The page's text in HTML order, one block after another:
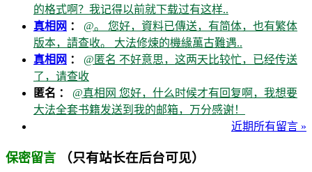
的格式啊？我记得以前就下载过有这样..
真相网 ： @。 您好，資料已傳送，有简体，也有繁体
版本，請查收。 大法修煉的機緣萬古難遇..
真相网 ： @匿名 不好意思，这两天比较忙，已经传送
了，请查收
匿名 ： @真相网 您好，什么时候才有回复啊，我想要
大法全套书籍发送到我的邮箱，万分感谢！
近期所有留言 »
保密留言 （只有站长在后台可见）